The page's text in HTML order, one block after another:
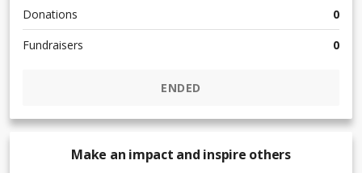
Donations
0
Fundraisers
0
ENDED
Make an impact and inspire others